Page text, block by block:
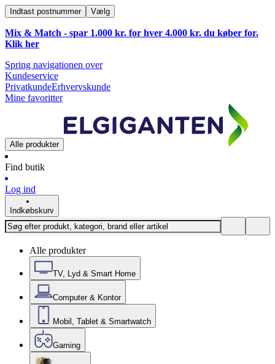
Indtast postnummer Vælg
Mix & Match - spar 1.000 kr. for hver 4.000 kr. du køber for.
Klik her
Spring navigationen over
Kundeservice
PrivatkundeErhvervskunde
Mine favoritter
Alle produkter
Find butik
Log ind
Indkøbskurv
Alle produkter
TV, Lyd & Smart Home
Computer & Kontor
Mobil, Tablet & Smartwatch
Gaming